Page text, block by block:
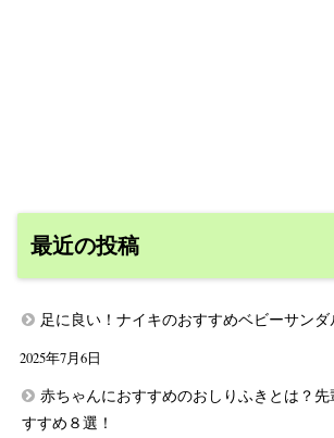
最近の投稿
足に良い！ナイキのおすすめベビーサンダ
2025年7月6日
赤ちゃんにおすすめのおしりふきとは？
すすめ８選！